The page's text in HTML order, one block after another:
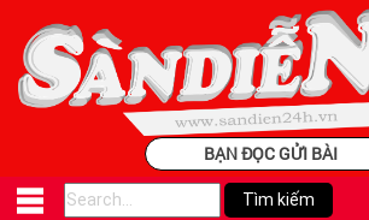
BẠN ĐỌC GỬI BÀI